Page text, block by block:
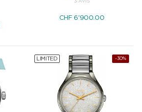
3 AVIS
CHF 6'900.00
-30%
LIMITED